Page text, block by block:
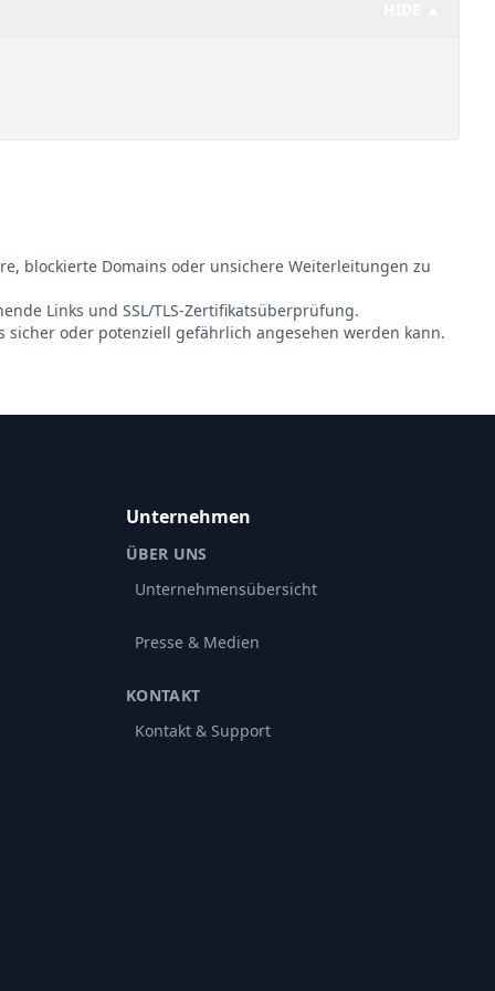
blockierte Domains oder unsichere Weiterleitungen zu
Links und SSL/TLS-Zertifikatsüberprüfung.
sicher oder potenziell gefährlich angesehen werden kann.
Unternehmen
ÜBER UNS
Unternehmensübersicht
Presse & Medien
KONTAKT
Kontakt & Support